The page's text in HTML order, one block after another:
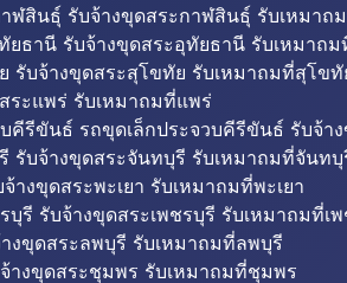
ฬสินธุ์ รับจ้างขุดสระกาฬสินธุ์ รับเหมาถ
ธานี รับจ้างขุดสระอุทัยธานี รับเหมาถ
รับจ้างขุดสระสุโขทัย รับเหมาถมที่สุโขทั
ระแพร่ รับเหมาถมที่แพร่
รีขันธ์ รถขุดเล็กประจวบคีรีขันธ์ รับจ้
รับจ้างขุดสระจันทบุรี รับเหมาถมที่จันทบุ
างขุดสระพะเยา รับเหมาถมที่พะเยา
บุรี รับจ้างขุดสระเพชรบุรี รับเหมาถมที่เ
งขุดสระลพบุรี รับเหมาถมที่ลพบุรี
างขุดสระชุมพร รับเหมาถมที่ชุมพร